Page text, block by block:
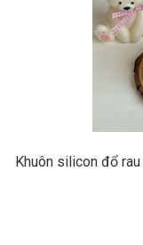
Khuôn silicon đổ